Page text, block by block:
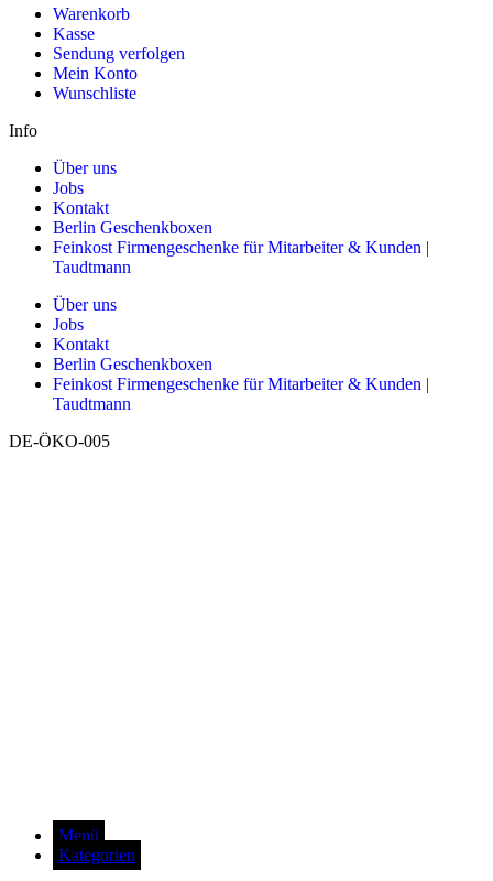
Warenkorb
Kasse
Sendung verfolgen
Mein Konto
Wunschliste
Info
Über uns
Jobs
Kontakt
Berlin Geschenkboxen
Feinkost Firmengeschenke für Mitarbeiter & Kunden |
Taudtmann
Über uns
Jobs
Kontakt
Berlin Geschenkboxen
Feinkost Firmengeschenke für Mitarbeiter & Kunden |
Taudtmann
DE-ÖKO-005
Menü
Kategorien